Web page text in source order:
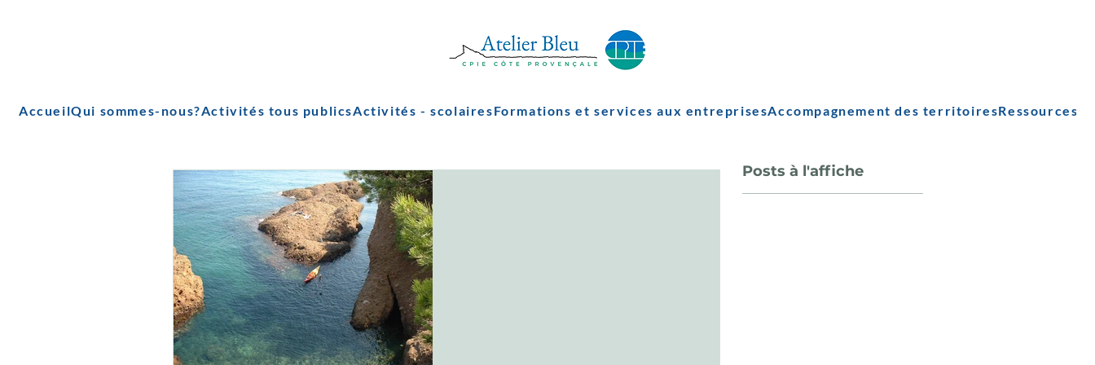
AccueilQui sommes-nous?Activités tous publicsActivités - scolairesFormations et services aux entreprisesAccompagnement des territoiresRessources
Posts à l'affiche